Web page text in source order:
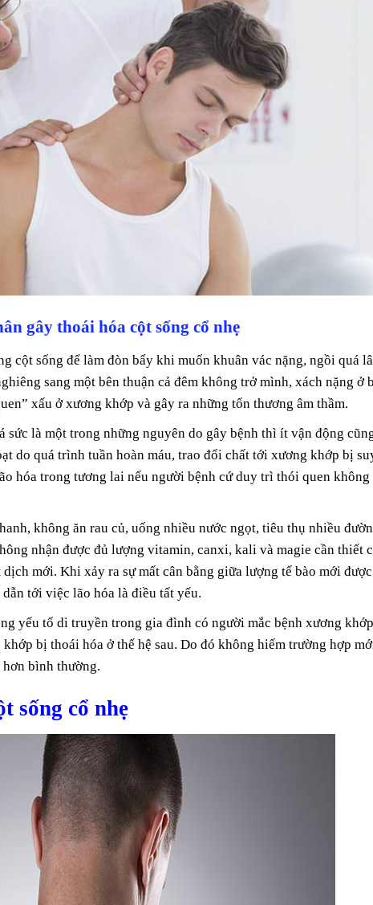
gây thoái hóa cột sống cổ nhẹ
cột sống để làm đòn bẩy khi muốn khuân vác nặng, ngồi quá
sang một bên thuận cả đêm không trở mình, xách nặng ở
xấu ở xương khớp và gây ra những tổn thương âm thầm.
sức là một trong những nguyên do gây bệnh thì ít vận động
do quá trình tuần hoàn máu, trao đổi chất tới xương khớp bị
hóa trong tương lai nếu người bệnh cứ duy trì thói quen không
không ăn rau củ, uống nhiều nước ngọt, tiêu thụ nhiều
nhận được đủ lượng vitamin, canxi, kali và magie cần thiết
mới. Khi xảy ra sự mất cân bằng giữa lượng tế bào mới được
tới việc lão hóa là điều tất yếu.
yếu tố di truyền trong gia đình có người mắc bệnh xương khớp
bị thoái hóa ở thế hệ sau. Do đó không hiếm trường hợp
bình thường.
sống cổ nhẹ